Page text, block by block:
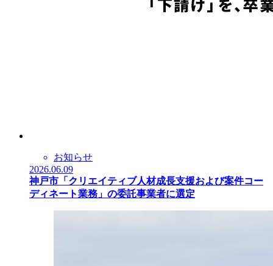
お知らせ
2026.06.09
神戸市「クリエイティブ人材成長支援および案件コー
ディネート業務」の委託事業者に選定